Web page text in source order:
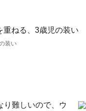
装い
り難しいので、ウ